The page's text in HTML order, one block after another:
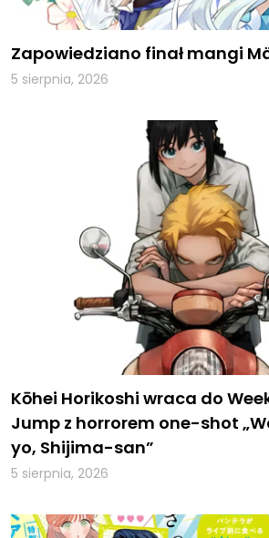
Zapowiedziano finał mangi
5 sierpnia, 2026
Kōhei Horikoshi wraca do
Jump z horrorem one-shot
yo, Shijima-san”
5 sierpnia, 2026